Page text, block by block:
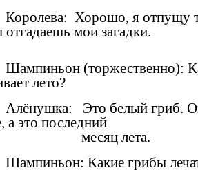
Королева: Хорошо, я отпущу
отгадаешь мои загадки.
Шампиньон (торжественно):
лето?
Алёнушка: Это белый гриб.
а это последний
месяц лета.
Шампиньон: Какие грибы